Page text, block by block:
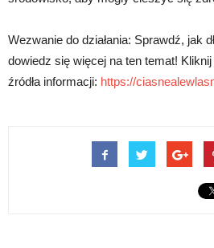
Wezwanie do działania: Sprawdź, jak
dowiedz się więcej na ten temat!
źródła informacji: https://